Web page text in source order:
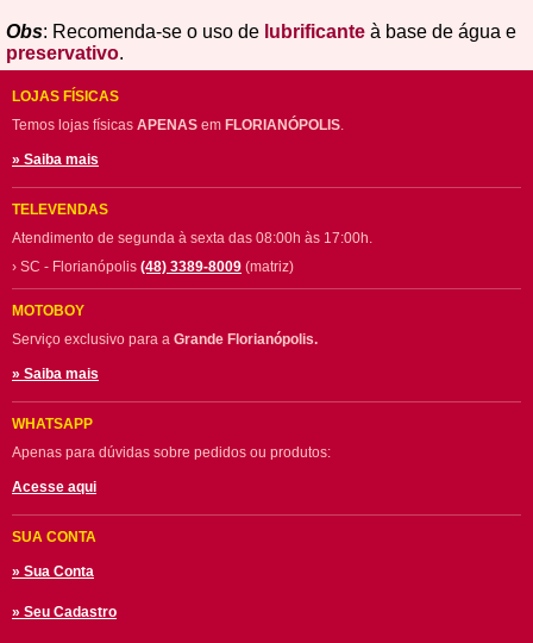
Obs: Recomenda-se o uso de lubrificante à base de água e
preservativo.
LOJAS FÍSICAS
Temos lojas físicas APENAS em FLORIANÓPOLIS.
» Saiba mais
TELEVENDAS
Atendimento de segunda à sexta das 08:00h às 17:00h.
› SC - Florianópolis (48) 3389-8009 (matriz)
MOTOBOY
Serviço exclusivo para a Grande Florianópolis.
» Saiba mais
WHATSAPP
Apenas para dúvidas sobre pedidos ou produtos:
Acesse aqui
SUA CONTA
» Sua Conta
» Seu Cadastro